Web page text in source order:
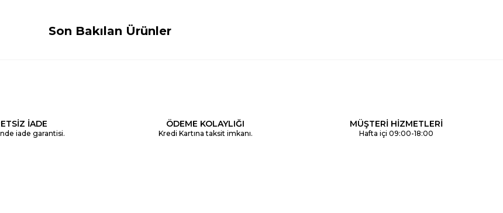
Son Bakılan Ürünler
İADE
iade garantisi.
ÖDEME KOLAYLIĞI
Kredi Kartına taksit imkanı.
MÜŞTERİ HİZMETLERİ
Hafta içi 09:00-18:00